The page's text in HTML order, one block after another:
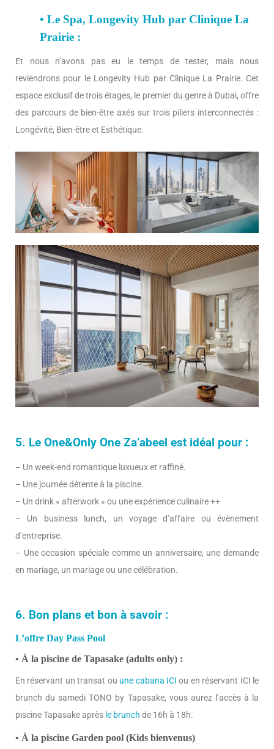
• Le Spa, Longevity Hub par Clinique La
Prairie :
Et nous n’avons pas eu le temps de tester, mais nous
reviendrons pour le Longevity Hub par Clinique La Prairie. Cet
espace exclusif de trois étages, le premier du genre à Dubai, offre
des parcours de bien-être axés sur trois piliers interconnectés :
Longévité, Bien-être et Esthétique.
5. Le One&Only One Za’abeel est idéal pour :
– Un week-end romantique luxueux et raffiné.
– Une journée détente à la piscine.
– Un drink « afterwork » ou une expérience culinaire ++
– Un business lunch, un voyage d’affaire ou évènement
d’entreprise.
– Une occasion spéciale comme un anniversaire, une demande
en mariage, un mariage ou une célébration.
6. Bon plans et bon à savoir :
L’offre Day Pass Pool
• À la piscine de Tapasake (adults only) :
En réservant un transat ou une cabana ICI ou en réservant ICI le
brunch du samedi TONO by Tapasake, vous aurez l’accès à la
piscine Tapasake après le brunch de 16h à 18h.
• À la piscine Garden pool (Kids bienvenus)